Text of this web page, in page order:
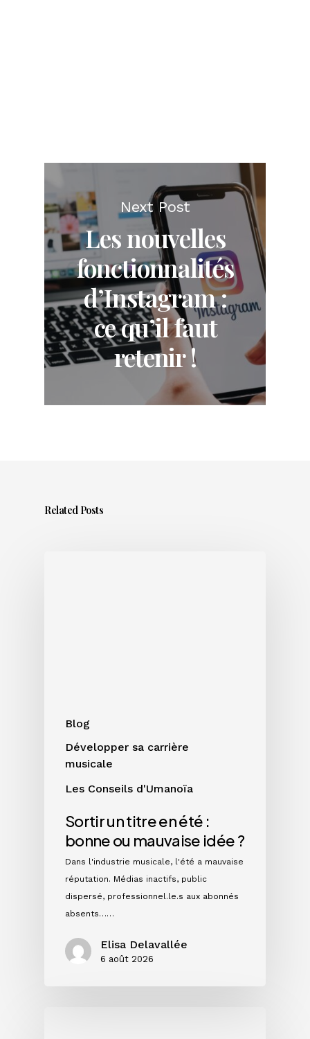
Next Post
Les nouvelles
fonctionnalités
d’Instagram :
ce qu’il faut
retenir !
Related Posts
Blog
Développer sa carrière
musicale
Les Conseils d'Umanoïa
Sortir un titre en été :
bonne ou mauvaise idée ?
Dans l'industrie musicale, l'été a mauvaise
réputation. Médias inactifs, public
dispersé, professionnel.le.s aux abonnés
absents……
Elisa Delavallée
6 août 2026